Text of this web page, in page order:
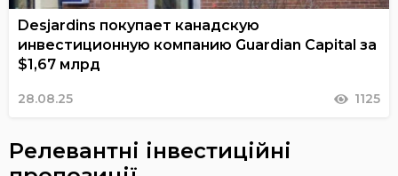
Desjardins покупает канадскую
инвестиционную компанию Guardian Capital за
$1,67 млрд
28.08.25 1125
Релевантні інвестиційні